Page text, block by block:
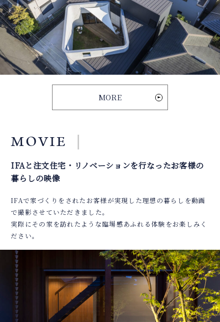
'
MORE
MOVIE
IFAと注文住宅・リノベーションを行なったお客様の
暮らしの映像
IFAで家づくりをされたお客様が実現した理想の暮らしを動画
で撮影させていただきました。
実際にその家を訪れたような臨場感あふれる体験をお楽しみく
ださい。